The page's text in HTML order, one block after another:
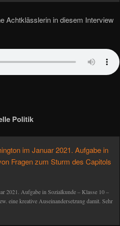
Achtklässlerin in diesem Interview
Politik
2021. Aufgabe in Sozialkunde – Klasse 10 –
eine kreative Auseinandersetzung damit. Sehr